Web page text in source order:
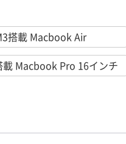
搭載 Macbook Air
載 Macbook Pro 16インチ